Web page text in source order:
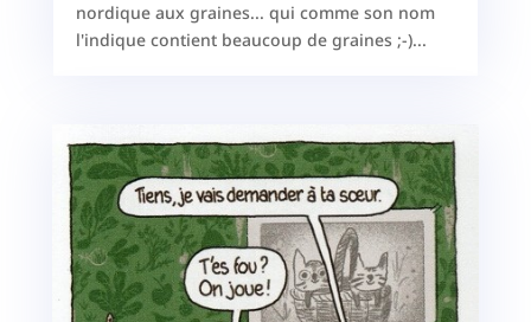
nordique aux graines... qui comme son nom
l'indique contient beaucoup de graines ;-)...